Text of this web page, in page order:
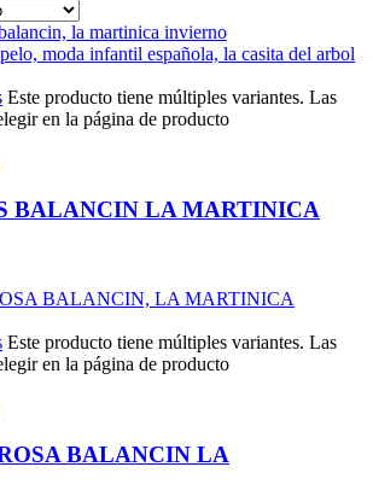
Este producto tiene múltiples variantes. Las
en la página de producto
BALANCIN LA MARTINICA
Este producto tiene múltiples variantes. Las
en la página de producto
BALANCIN LA